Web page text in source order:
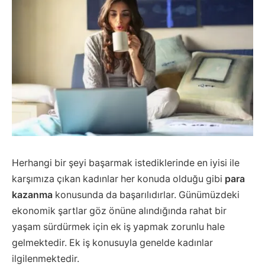
Herhangi bir şeyi başarmak istediklerinde en iyisi ile
karşımıza çıkan kadınlar her konuda olduğu gibi para
kazanma konusunda da başarılıdırlar. Günümüzdeki
ekonomik şartlar göz önüne alındığında rahat bir
yaşam sürdürmek için ek iş yapmak zorunlu hale
gelmektedir. Ek iş konusuyla genelde kadınlar
ilgilenmektedir.